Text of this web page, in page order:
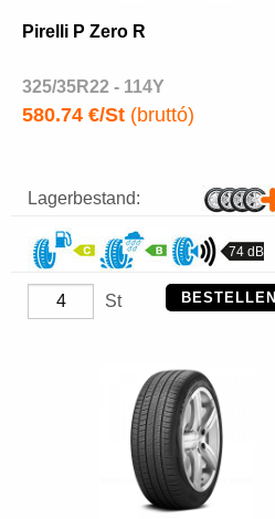
Pirelli P Zero R
325/35R22 - 114Y
580.74 €/St (bruttó)
Lagerbestand:
74 dB
St BESTELLEN